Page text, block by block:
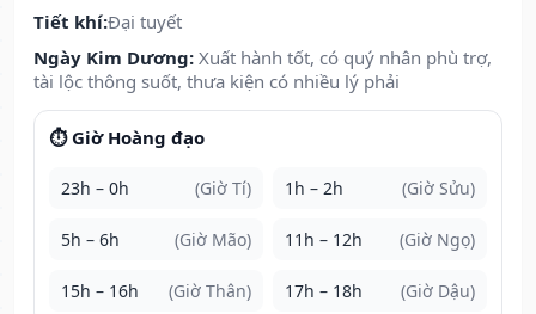
Tiết khí:Đại tuyết
Ngày Kim Dương: Xuất hành tốt, có quý nhân phù trợ,
tài lộc thông suốt, thưa kiện có nhiều lý phải
⏱️ Giờ Hoàng đạo
23h – 0h (Giờ Tí) 1h – 2h (Giờ Sửu)
5h – 6h (Giờ Mão) 11h – 12h (Giờ Ngọ)
15h – 16h (Giờ Thân) 17h – 18h (Giờ Dậu)